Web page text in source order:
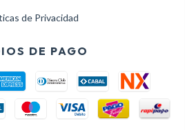
de Privacidad
DE PAGO